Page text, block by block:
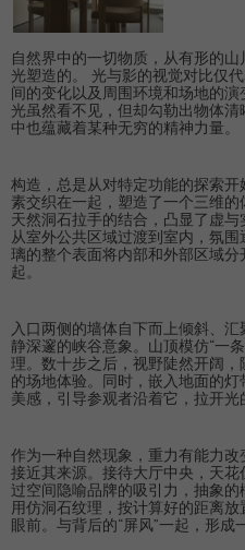
自然界中的一切物质，从有形的
光塑造的。 光与影的视觉对比仅
间的变化以及周围环境和场地的演
光虽然看不见，但却勾勒出物体
中也蕴藏着某种无穷的精神力量。
构造，总是从对特定功能的探索
素交织在一起，塑造了一个三维
天然洞石拉手的结合，凸显了虚与
从室外公共区域过渡到室内，氛
璃的整个表面将内部和外部区域
起。
入口两侧的墙体自下而上倾斜、
静深邃的峡谷意象。山顶模仿“一
理。数十步之后，视野陡然开阔
的场地体验。同时，嵌入地面的
美感，引导参观者沿着它，拉开光
作为一种自然现象，重力有能力
接近其来源。接待大厅中央，天
过空间隐喻品牌的吸引力，抽象
用仿洞石纹理，按计算好的距离
眼前。与背后的“屏风”一起，形成